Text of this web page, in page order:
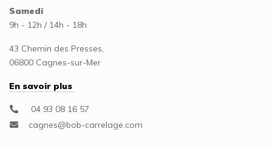
Samedi
9h - 12h / 14h - 18h
43 Chemin des Presses,
06800 Cagnes-sur-Mer
En savoir plus
04 93 08 16 57